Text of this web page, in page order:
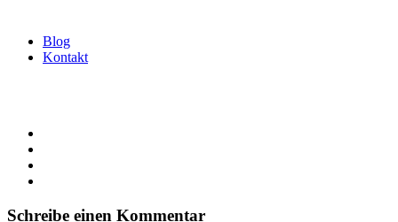
Blog
Kontakt
Schreibe einen Kommentar